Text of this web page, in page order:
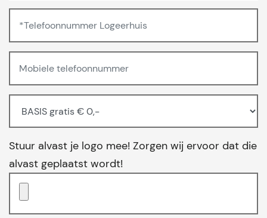
Stuur alvast je logo mee! Zorgen wij ervoor dat die
alvast geplaatst wordt!